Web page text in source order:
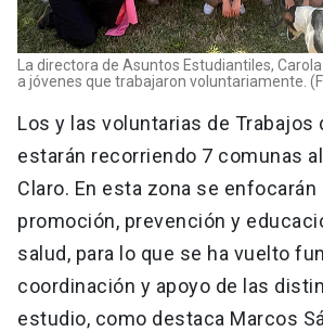
La directora de Asuntos Estudiantiles,
a jóvenes que trabajaron voluntariamente.
Los y las voluntarias de Trabajos
estarán recorriendo 7 comunas
Claro. En esta zona se enfocarán
promoción, prevención y
salud, para lo que se ha vuelto
coordinación y apoyo de las
estudio, como destaca Marcos